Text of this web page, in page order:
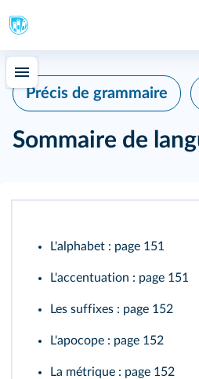
Précis de grammaire
Sommaire de
L'alphabet : page 151
L'accentuation : page 151
Les suffixes : page 152
L'apocope : page 152
La métrique : page 152